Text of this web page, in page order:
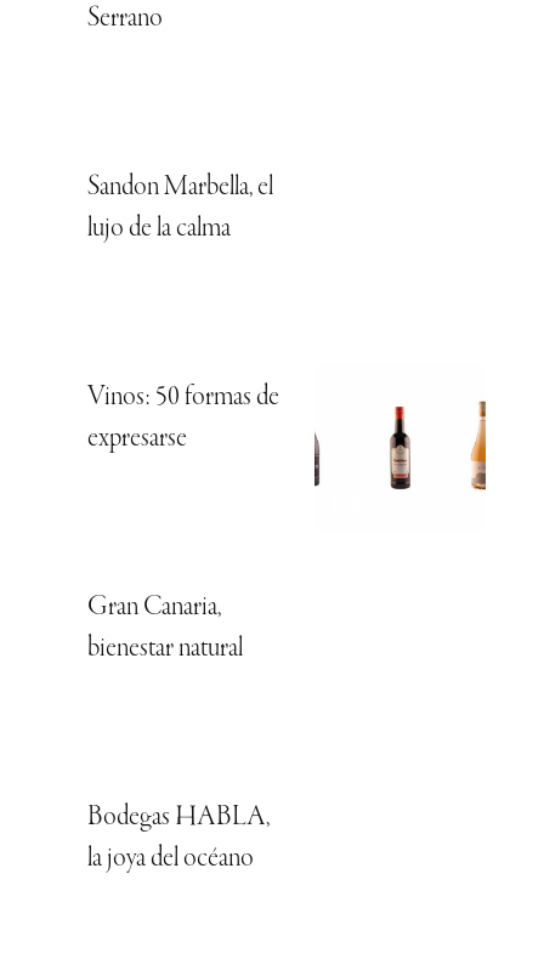
Serrano
Sandon Marbella, el
lujo de la calma
Vinos: 50 formas de
expresarse
Gran Canaria,
bienestar natural
Bodegas HABLA,
la joya del océano